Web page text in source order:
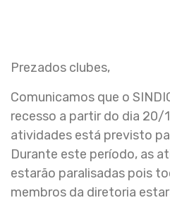
Prezados clubes,
Comunicamos que o
recesso a partir do dia 20/
atividades está previsto
Durante este período, as
estarão paralisadas pois
membros da diretoria